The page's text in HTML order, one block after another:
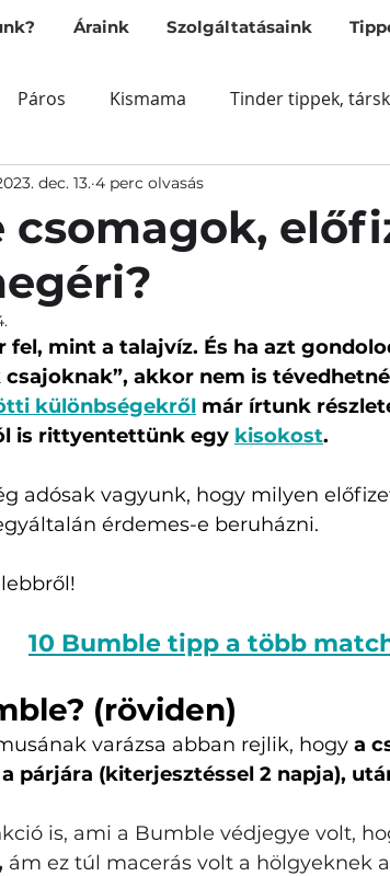
Áraink Szolgáltatásaink
Páros Kismama Tinder tippek,
csomagok,
dec. 13. 4 perc olvasás
fel, mint a talajvíz. És ha azt
akkor nem is
különbségekről már írtunk
is rittyentettünk egy kisokost.
adósak vagyunk, hogy milyen
érdemes-e beruházni.
10 Bumble tipp a több
(röviden)
varázsa abban rejlik, hogy a
párjára (kiterjesztéssel 2 napja),
is, ami a Bumble védjegye volt,
ám ez túl macerás volt a hölgyeknek